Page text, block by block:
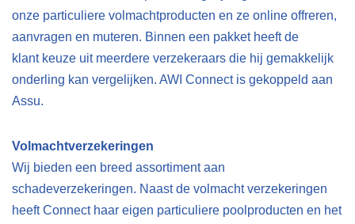
onze particuliere volmachtproducten en ze online offreren,
aanvragen en muteren. Binnen een pakket heeft de
klant keuze uit meerdere verzekeraars die hij gemakkelijk
onderling kan vergelijken. AWI Connect is gekoppeld aan
Assu.
Volmachtverzekeringen
Wij bieden een breed assortiment aan
schadeverzekeringen. Naast de volmacht verzekeringen
heeft Connect haar eigen particuliere poolproducten en het